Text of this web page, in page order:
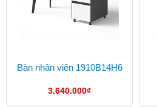
Bàn nhân viên 1910B14H6
3.640.000₫